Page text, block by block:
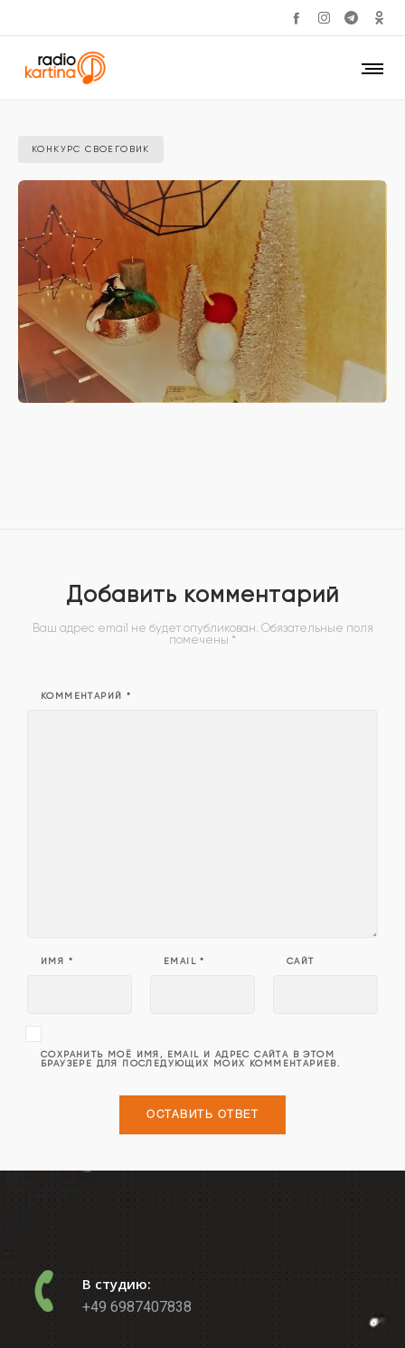
КОНКУРС СВОЕГОВИК
Добавить комментарий
Ваш адрес email не будет опубликован. Обязательные поля
помечены *
КОММЕНТАРИЙ *
ИМЯ * EMAIL* САЙТ
СОХРАНИТЬ МОЁ ИМЯ, EMAIL И АДРЕС САЙТА В ЭТОМ
БРАУЗЕРЕ ДЛЯ ПОСЛЕДУЮЩИХ МОИХ КОММЕНТАРИЕВ.
В студию:
+49 6987407838